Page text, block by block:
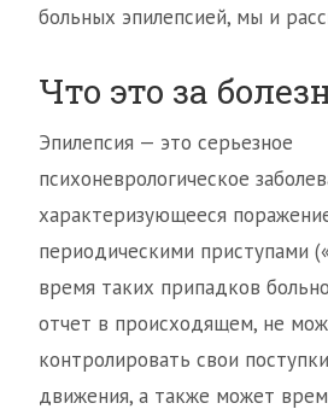
больных эпилепсией, мы и
Что это за
Эпилепсия — это серьезное
психоневрологическое
характеризующееся
периодическими приступами
время таких припадков
отчет в происходящем, не
контролировать свои
движения, а также может